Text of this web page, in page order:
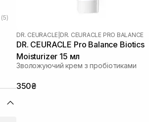
(5)
DR. CEURACLE DR. CEURACLE PRO BALANCE
DR. CEURACLE Pro Balance Biotics
Moisturizer 15 мл
Зволожуючий крем з пробіотиками
350₴